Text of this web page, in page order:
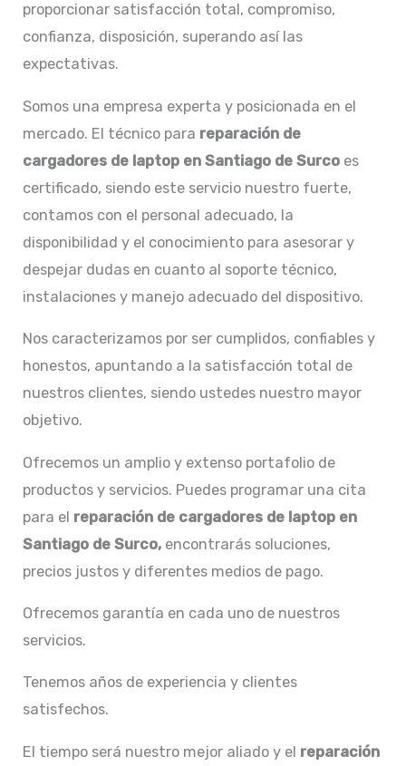
proporcionar satisfacción total, compromiso,
confianza, disposición, superando así las
expectativas.
Somos una empresa experta y posicionada en el
mercado. El técnico para reparación de
cargadores de laptop en Santiago de Surco es
certificado, siendo este servicio nuestro fuerte,
contamos con el personal adecuado, la
disponibilidad y el conocimiento para asesorar y
despejar dudas en cuanto al soporte técnico,
instalaciones y manejo adecuado del dispositivo.
Nos caracterizamos por ser cumplidos, confiables y
honestos, apuntando a la satisfacción total de
nuestros clientes, siendo ustedes nuestro mayor
objetivo.
Ofrecemos un amplio y extenso portafolio de
productos y servicios. Puedes programar una cita
para el reparación de cargadores de laptop en
Santiago de Surco, encontrarás soluciones,
precios justos y diferentes medios de pago.
Ofrecemos garantía en cada uno de nuestros
servicios.
Tenemos años de experiencia y clientes
satisfechos.
El tiempo será nuestro mejor aliado y el reparación